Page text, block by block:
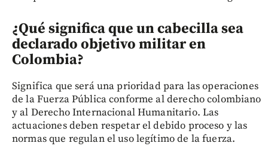
¿Qué significa que un cabecilla sea
declarado objetivo militar en
Colombia?
Significa que será una prioridad para las operaciones
de la Fuerza Pública conforme al derecho colombiano
y al Derecho Internacional Humanitario. Las
actuaciones deben respetar el debido proceso y las
normas que regulan el uso legítimo de la fuerza.